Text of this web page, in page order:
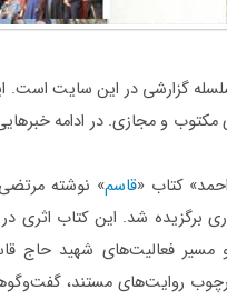
گزارشی در این سایت است.
کتاب «قاسم» نوشته
برگزیده شد. این کتاب اثری
فعالیت‌های شهید حاج
روایت‌های مستند،